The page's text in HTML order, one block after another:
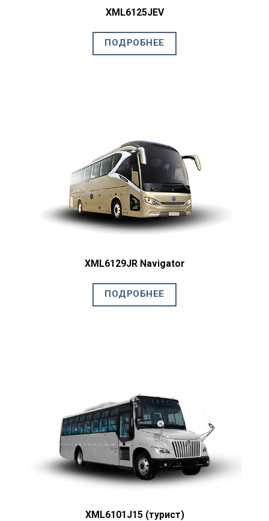
XML6125JEV
ПОДРОБНЕЕ
XML6129JR Navigator
ПОДРОБНЕЕ
XML6101J15 (турист)